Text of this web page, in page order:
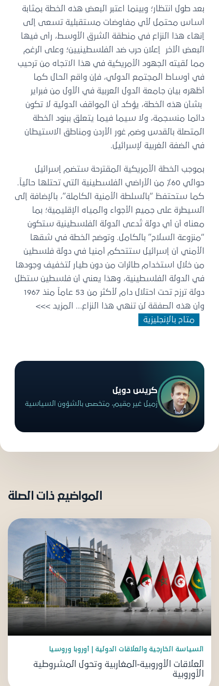
بعد طول انتظار؛ وبينما اعتبر البعض هذه الخطة بمثابة
أساس محتمل لأي مفاوضات مستقبلية تسعى إلى
إنهاء هذا النزاع في منطقة الشرق الأوسط، رأى فيها
البعض الآخر إعلان حرب ضد الفلسطينيين؛ وعلى الرغم
مما لقيته الجهود الأمريكية في هذا الاتجاه من ترحيب
في أوساط المجتمع الدولي، فإن واقع الحال كما
أظهره بيان جامعة الدول العربية في الأول من فبراير
بشأن هذه الخطة، يؤكد أن المواقف الدولية لا تكون
دائما منسجمة، ولا سيما فيما يتعلق ببنود الخطة
المتصلة بالقدس وضم غور الأردن ومناطق الاستيطان
في الضفة الغربية لإسرائيل.
بموجب الخطة الأمريكية المقترحة ستضم إسرائيل
حوالي 60٪ من الأراضي الفلسطينية التي تحتلها حالياً.
كما ستحتفظ “بالسلطة الأمنية الكاملة”، بالإضافة إلى
السيطرة على جميع الأجواء والمياه الإقليمية؛ بما
معناه أن أي دولة تُدعى الدولة الفلسطينية ستكون
“منزوعة السلاح” بالكامل. وتوضح الخطة في شقها
الأمني ​​أن إسرائيل ستتحكم أمنيا في دولة فلسطين
من خلال استخدام طائرات من دون طيار لتخفيف وجودها
في الدولة الفلسطينية، وهذا يعني أن فلسطين ستظل
دولة ترزح تحت احتلال دام لأكثر من 53 عاماً منذ 1967
وأن هذه الصفقة لن تنهي هذا النزاع… المزيد >>>
متاح بالإنجليزية
كريس دويل
زميل غير مقيم، متخصص بالشؤون السياسية
المواضيع ذات الصلة
السياسة الخارجية والعلاقات الدولية | أوروبا وروسيا
العلاقات الأوروبية-المغاربية وتحول المشروطية
الأوروبية